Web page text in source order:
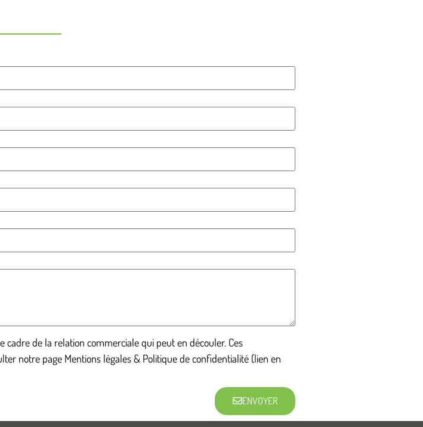
de la relation commerciale qui peut en découler. Ces
notre page Mentions légales & Politique de confidentialité (lien en
ENVOYER